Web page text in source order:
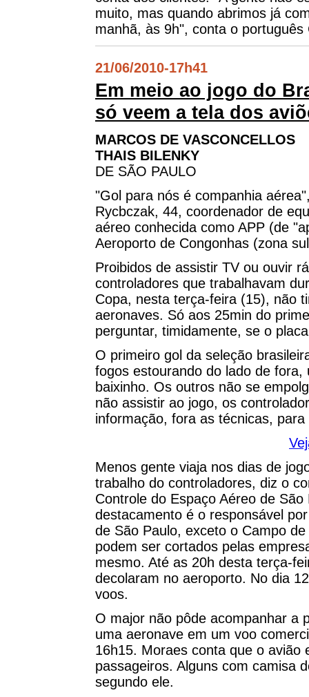
muito, mas quando abrimos já
manhã, às 9h", conta o português
21/06/2010-17h41
Em meio ao jogo do
só veem a tela dos
MARCOS DE VASCONCELLOS
THAIS BILENKY
DE SÃO PAULO
"Gol para nós é companhia
Rycbczak, 44, coordenador de
aéreo conhecida como APP (de
Aeroporto de Congonhas (zona
Proibidos de assistir TV ou ouvir
controladores que trabalhavam
Copa, nesta terça-feira (15), não
aeronaves. Só aos 25min do
perguntar, timidamente, se o
O primeiro gol da seleção
fogos estourando do lado de
baixinho. Os outros não se
não assistir ao jogo, os
informação, fora as técnicas, para
Menos gente viaja nos dias de
trabalho do controladores, diz o
Controle do Espaço Aéreo de
destacamento é o responsável
de São Paulo, exceto o Campo
podem ser cortados pelas
mesmo. Até as 20h desta terça-
decolaram no aeroporto. No dia
voos.
O major não pôde acompanhar a
uma aeronave em um voo
16h15. Moraes conta que o avião
passageiros. Alguns com camisa
segundo ele.